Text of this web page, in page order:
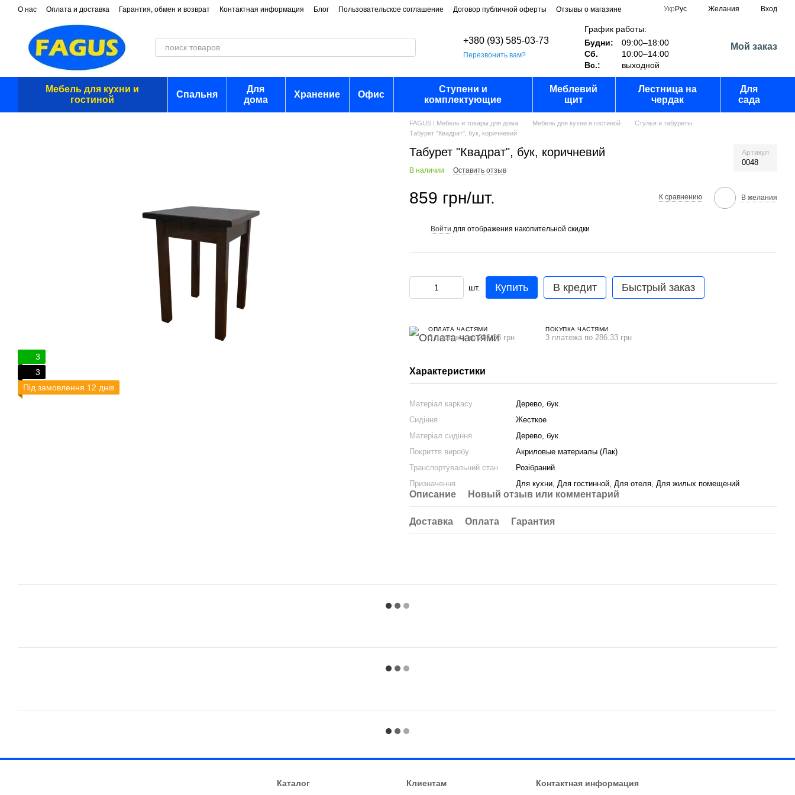
Перейти к основному контенту
О нас Оплата и доставка Гарантия, обмен и возврат Контактная информация Блог Пользовательское соглашение Договор публичной оферты Отзывы о магазине Укр Рус Желания Вход
+380 (93) 585-03-73
Перезвонить вам?
График работы:
Будни:
09:00–18:00
Сб.
10:00–14:00
Вс.:
выходной
Мой заказ
Мебель для кухни и
гостиной
Спальня
Для
дома
Хранение Офис
Ступени и
комплектующие
Меблевий
щит
Лестница на
чердак
Для
сада
3
3
Під замовлення 12 днів
FAGUS | Мебель и товары для дома Мебель для кухни и гостиной
Стулья и табуреты
Табурет "Квадрат", бук, коричневий
Табурет "Квадрат", бук, коричневий Артикул
0048
В наличии Оставить отзыв
859 грн/шт. К сравнению В желания
Войти для отображения накопительной скидки
шт. Купить В кредит Быстрый заказ
ОПЛАТА ЧАСТЯМИ
3 платежа по 286.33 грн
ПОКУПКА ЧАСТЯМИ
3 платежа по 286.33 грн
Характеристики
Матеріал каркасу
Дерево, бук
Сидіння
Жесткое
Матеріал сидіння
Дерево, бук
Покриття виробу
Акриловые материалы (Лак)
Транспортувальний стан
Розібраний
Призначення
Для кухни, Для гостинной, Для отеля, Для жилых помещений
Описание Новый отзыв или комментарий
Доставка Оплата Гарантия
Каталог Клиентам Контактная информация